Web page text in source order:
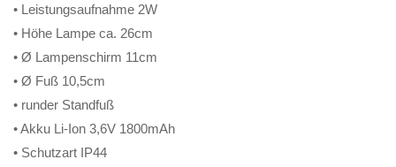
• Leistungsaufnahme 2W
• Höhe Lampe ca. 26cm
• Ø Lampenschirm 11cm
• Ø Fuß 10,5cm
• runder Standfuß
• Akku Li-Ion 3,6V 1800mAh
• Schutzart IP44